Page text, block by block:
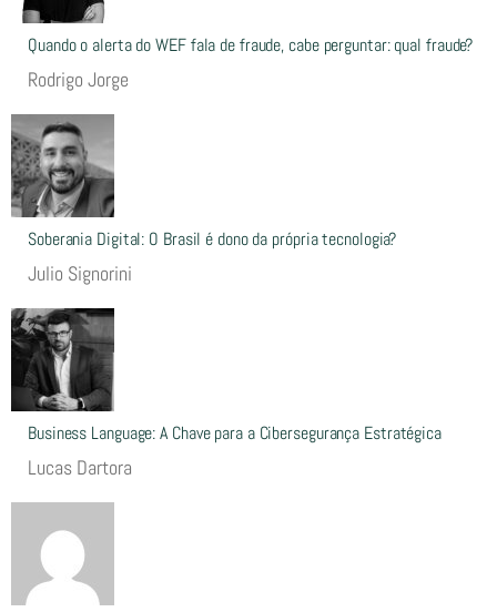
Quando o alerta do WEF fala de fraude, cabe perguntar: qual fraude?
Rodrigo Jorge
Soberania Digital: O Brasil é dono da própria tecnologia?
Julio Signorini
Business Language: A Chave para a Cibersegurança Estratégica
Lucas Dartora